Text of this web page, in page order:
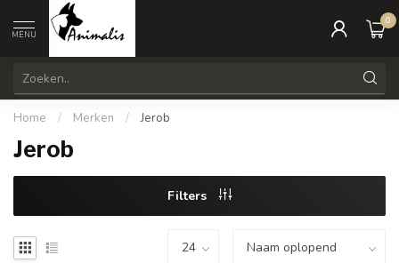
MENU
0
Home / Merken / Jerob
Jerob
Filters